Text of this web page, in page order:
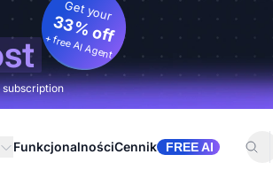
Get your
33% off
+ free AI Agent
FunkcjonalnościCennik FREE AI